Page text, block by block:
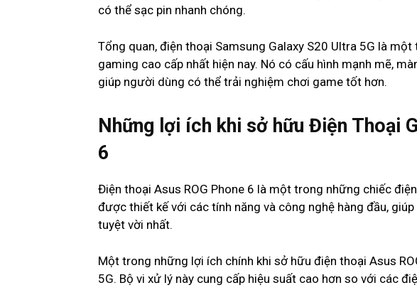
có thể sạc pin nhanh chóng.
Tổng quan, điện thoại Samsung Galaxy S20 Ultra 5G là
gaming cao cấp nhất hiện nay. Nó có cấu hình mạnh mẽ,
giúp người dùng có thể trải nghiệm chơi game tốt hơn.
Những lợi ích khi sở hữu Điện Thoại
6
Điện thoại Asus ROG Phone 6 là một trong những chiếc
được thiết kế với các tính năng và công nghệ hàng đầu,
tuyệt vời nhất.
Một trong những lợi ích chính khi sở hữu điện thoại Asus
5G. Bộ vi xử lý này cung cấp hiệu suất cao hơn so với các